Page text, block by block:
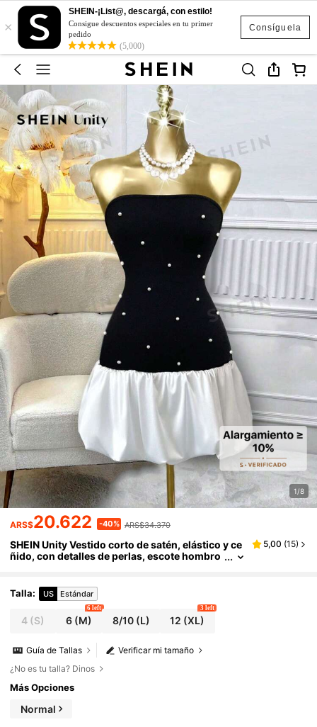
Consíguela
×
SHEIN-¡List@, descargá, con estilo!
Consigue descuentos especiales en tu primer
pedido
(5,000)
1/8
ARS$20.622 -40% ARS$34.370
SHEIN Unity Vestido corto de satén, elástico y ce
ñido, con detalles de perlas, escote hombro
aya, cumpleaños, bodas, San Valentín, citas, eve
ntos de negocios y fiestas. Nuevo diseño primav
era/verano 2025.
5,00 (15)
Talla: US Estándar
4 (S) 6 (M)
6 left
8/10(L) 12 (XL)
3 left
Verificar mi tamaño
Guía de Tallas
¿No es tu talla? Dinos
Más Opciones
Normal